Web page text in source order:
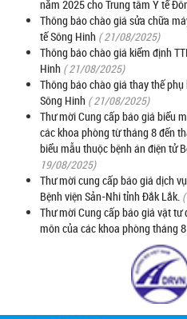
năm 2025 cho Trung tâm Y tế
Thông báo chào giá sửa chữa
tế Sông Hinh ( 21/08/2025)
Thông báo chào giá kiểm định
Hinh ( 21/08/2025)
Thông báo chào giá thay thế
Sông Hinh ( 21/08/2025)
Thư mời Cung cấp báo giá biểu
các khoa phòng từ tháng 8 đến
biểu mẫu thuộc bệnh án điện tử
19/08/2025)
Thư mời cung cấp báo giá dịch
Bệnh viện Sản-Nhi tỉnh Đắk Lắk.
Thư mời Cung cấp báo giá vật
môn của các khoa phòng tháng